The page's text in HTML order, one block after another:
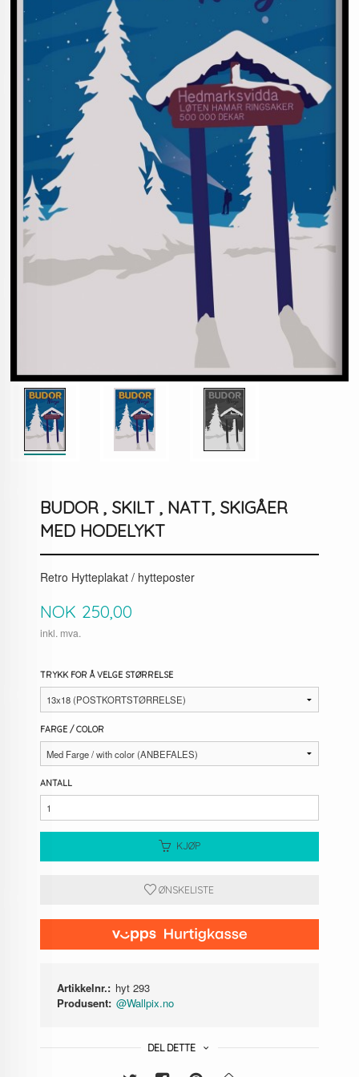
BUDOR , SKILT , NATT, SKIGÅER
MED HODELYKT
Retro Hytteplakat / hytteposter
Pris
NOK 250,00
inkl. mva.
TRYKK FOR Å VELGE STØRRELSE
FARGE / COLOR
ANTALL
KJØP
ØNSKELISTE
Artikkelnr.: hyt 293
Produsent: @Wallpix.no
DEL DETTE